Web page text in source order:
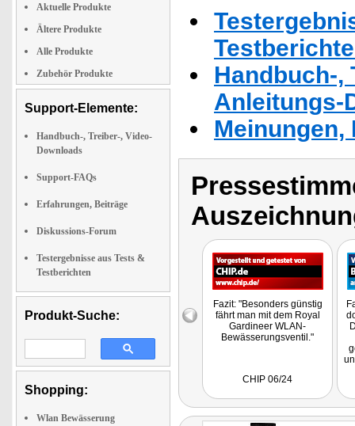
Aktuelle Produkte
Ältere Produkte
Alle Produkte
Zubehör Produkte
Support-Elemente:
Handbuch-, Treiber-, Video-
Downloads
Support-FAQs
Erfahrungen, Beiträge
Diskussions-Forum
Testergebnisse aus Tests &
Testberichten
Produkt-Suche:
Shopping:
Wlan Bewässerung
Handbuch-,
Anleitungs-
Fazit: "Besonders günstig
fährt man mit dem Royal
Gardineer WLAN-
Bewässerungsventil."
CHIP 06/24